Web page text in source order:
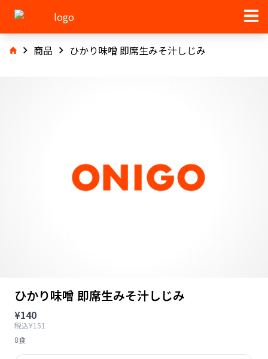
商品 ひかり味噌 即席生みそ汁しじみ
ひかり味噌 即席生みそ汁しじみ
¥140
税込¥151
8食